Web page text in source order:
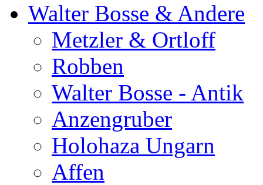
Walter Bosse & Andere
Metzler & Ortloff
Robben
Walter Bosse - Antik
Anzengruber
Holohaza Ungarn
Affen